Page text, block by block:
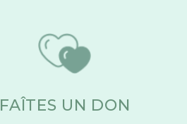
FAÎTES UN DON